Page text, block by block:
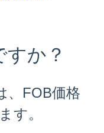
か？
、FOB価格
す。